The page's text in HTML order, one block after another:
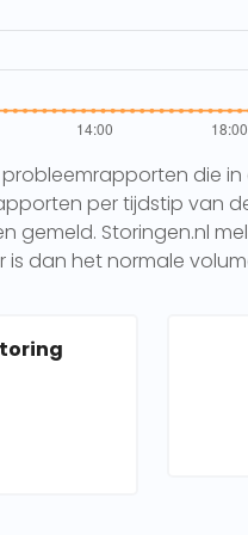
die
per tijdstip van
gemeld. Storingen.nl
dan het normale